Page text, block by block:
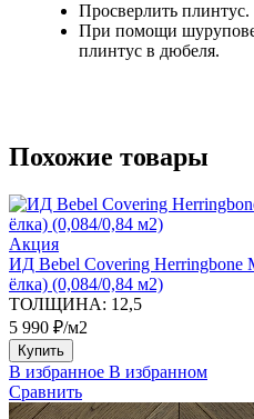
Просверлить плинтус.
При помощи
плинтус в дюбеля.
Похожие товары
Акция
ИД Bebel Covering Herringbone
ёлка) (0,084/0,84 м2)
ТОЛЩИНА: 12,5
5 990 ₽/м2
Купить
В избранное В избранном
Сравнить